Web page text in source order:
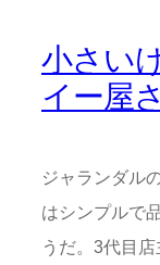
小さい
イー屋
ジャランダル
はシンプルで
うだ。3代目